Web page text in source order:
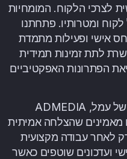
לצרכי הלקוח. המומחיות
ומטרותיו. פתחתנו
אישי ופעילות מתמדת
לתת זמינות תמידית
הפתרונות האפקטיביים
ADMEDIA מושתתת ופועלת על פי עקרונות של עמל,
מאמינים שהצלחה אמיתית
לאחר עבודה מקצועית
ועדכונים שוטפים כאשר